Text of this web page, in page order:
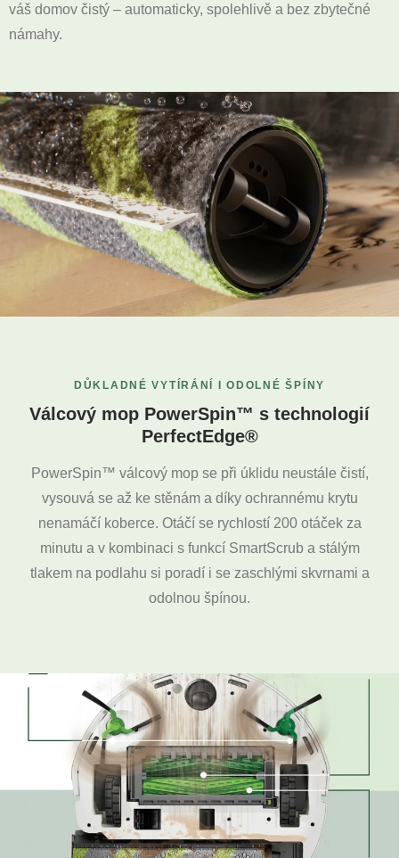
váš domov čistý – automaticky, spolehlivě a bez zbytečné
námahy.
DŮKLADNÉ VYTÍRÁNÍ I ODOLNÉ ŠPÍNY
Válcový mop PowerSpin™ s technologií
PerfectEdge®
PowerSpin™ válcový mop se při úklidu neustále čistí,
vysouvá se až ke stěnám a díky ochrannému krytu
nenamáčí koberce. Otáčí se rychlostí 200 otáček za
minutu a v kombinaci s funkcí SmartScrub a stálým
tlakem na podlahu si poradí i se zaschlými skvrnami a
odolnou špínou.